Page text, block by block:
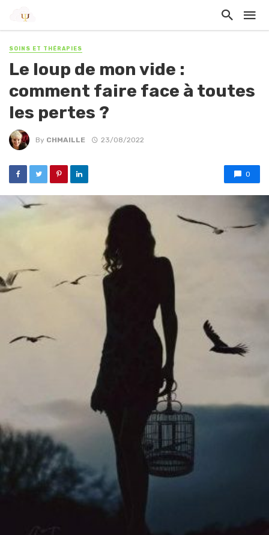
SOINS ET THÉRAPIES
Le loup de mon vide :
comment faire face à toutes
les pertes ?
By CHMAILLE 23/08/2022
0